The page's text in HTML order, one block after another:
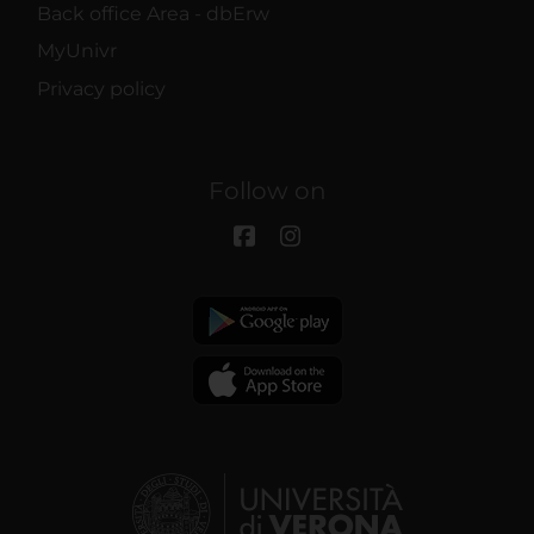
Back office Area - dbErw
MyUnivr
Privacy policy
Follow on